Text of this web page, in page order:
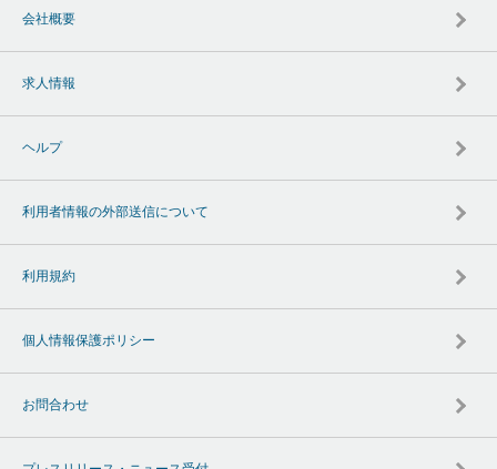
会社概要
求人情報
ヘルプ
利用者情報の外部送信について
利用規約
個人情報保護ポリシー
お問合わせ